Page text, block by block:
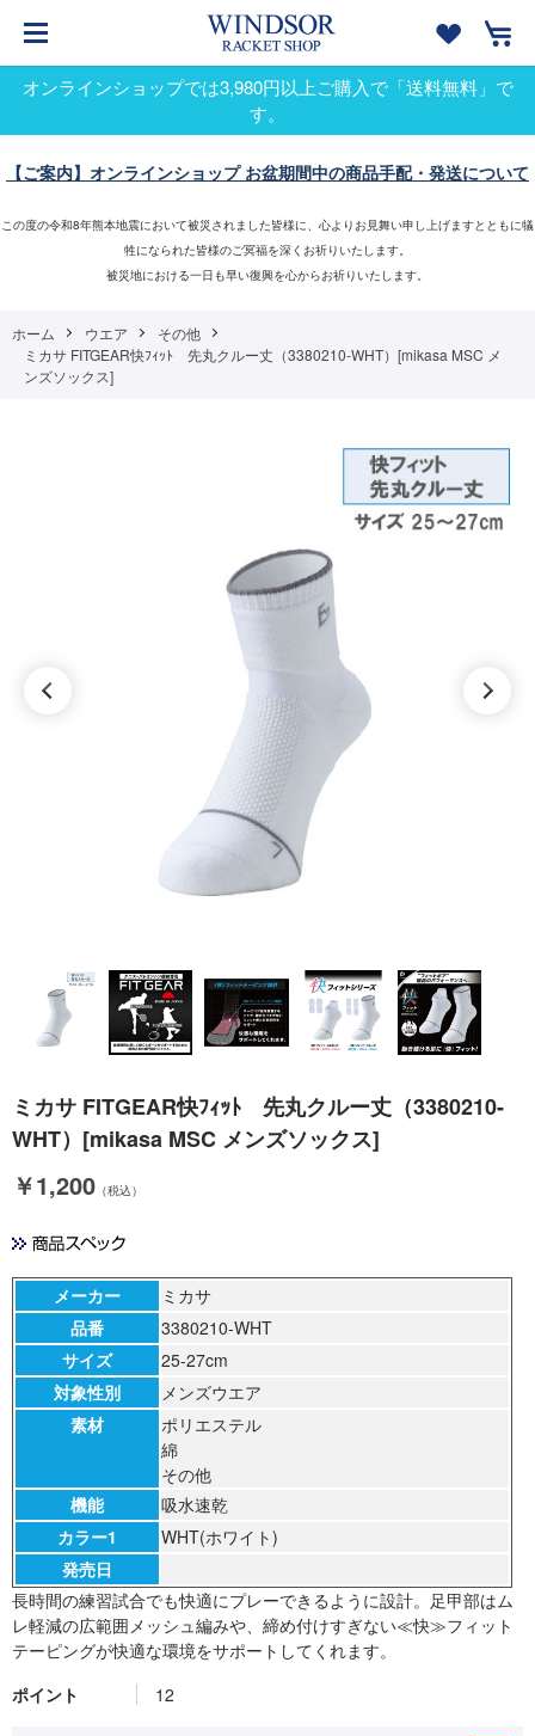
オンラインショップでは3,980円以上ご購入で「送料無料」で
す。
【ご案内】オンラインショップ お盆期間中の商品手配・発送について
この度の令和8年熊本地震において被災されました皆様に、心よりお見舞い申し上げますとともに犠
牲になられた皆様のご冥福を深くお祈りいたします。
被災地における一日も早い復興を心からお祈りいたします。
ホーム ウエア
その他
ミカサ FITGEAR快ﾌｨｯﾄ 先丸クルー丈（3380210-WHT）[mikasa MSC メ
ンズソックス]
ミカサ FITGEAR快ﾌｨｯﾄ 先丸クルー丈（3380210-
WHT）[mikasa MSC メンズソックス]
￥1,200 （税込）
ポイント 12
メーカー
ミカサ
品番
3380210-WHT
サイズ
25-27cm
対象性別
メンズウエア
素材
ポリエステル
綿
その他
機能
吸水速乾
カラー1
WHT(ホワイト)
発売日
長時間の練習試合でも快適にプレーできるように設計。足甲部はム
レ軽減の広範囲メッシュ編みや、締め付けすぎない≪快≫フィット
テーピングが快適な環境をサポートしてくれます。